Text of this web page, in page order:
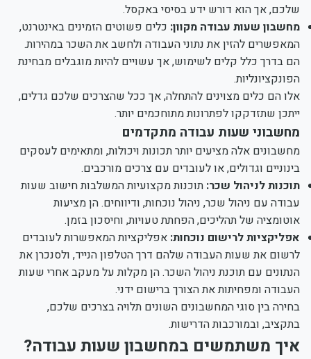
שלכם, אך הוא דורש ידע בסיסי באקסל.
מחשבון שעות עבודה מקוון: כלים פשוטים הזמינים באינטרנט,
המאפשרים להזין את נתוני העבודה ולחשב את השכר במהירות.
הם בדרך כלל קלים לשימוש, אך עשויים להיות מוגבלים מבחינת
הפונקציונליות.
אלו הם כלים מצוינים להתחלה, אך ככל שהצרכים שלכם גדלים,
ייתכן שתזדקקו לפתרונות מתוחכמים יותר.
מחשבוני שעות עבודה מתקדמים
מחשבונים אלה מציעים יותר תכונות ויכולות, ומתאימים לעסקים
בינוניים וגדולים, או לעובדים עם צרכים מורכבים.
תוכנות לניהול שכר: תוכנות מקצועיות המשלבות חישוב שעות
עבודה עם ניהול שכר, ניהול נוכחות, ודיווחים. הן מציעות
אוטומציה של תהליכים, הפחתת טעויות, וחיסכון בזמן.
אפליקציות לרישום נוכחות: אפליקציות המאפשרות לעובדים
לרשום את שעות העבודה שלהם דרך הטלפון הנייד, ולסנכרן את
הנתונים עם תוכנת ניהול השכר. הן מקלות על מעקב אחרי שעות
העבודה ומפחיתות את הצורך ברישום ידני.
בחירה בין סוגי המחשבונים השונים תלויה בצרכים שלכם,
בתקציב, ובמורכבות הדרישות.
איך משתמשים במחשבון שעות עבודה?